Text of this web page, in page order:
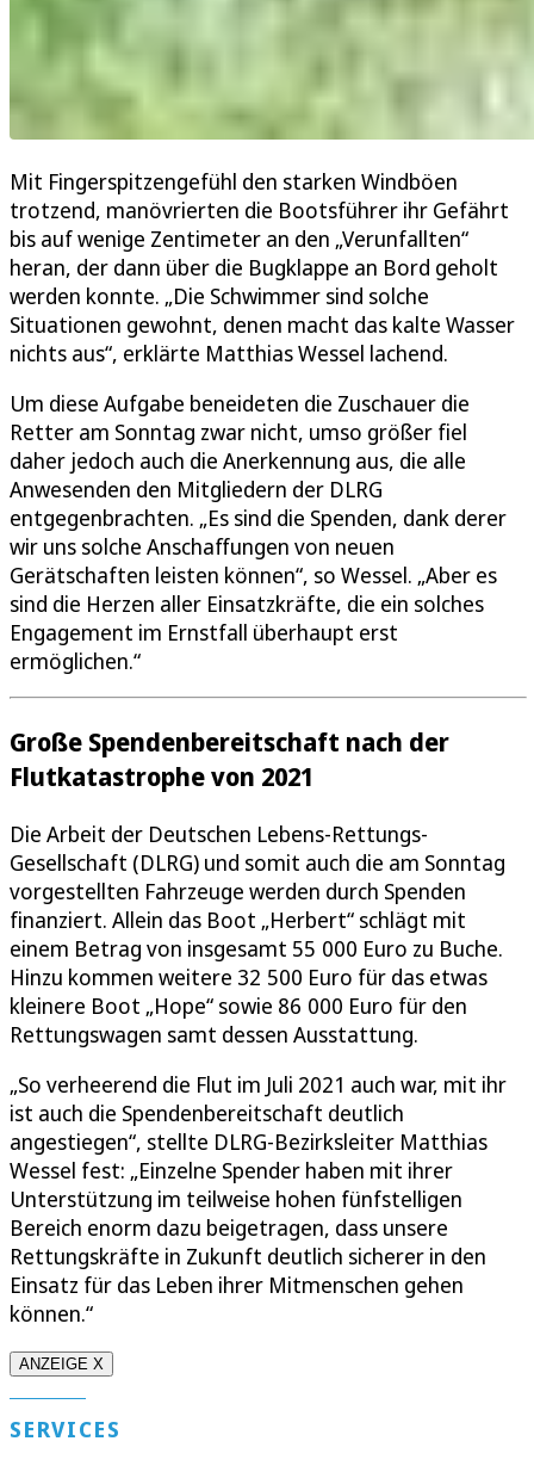
Mit Fingerspitzengefühl den starken Windböen
trotzend, manövrierten die Bootsführer ihr Gefährt
bis auf wenige Zentimeter an den „Verunfallten“
heran, der dann über die Bugklappe an Bord geholt
werden konnte. „Die Schwimmer sind solche
Situationen gewohnt, denen macht das kalte Wasser
nichts aus“, erklärte Matthias Wessel lachend.
Um diese Aufgabe beneideten die Zuschauer die
Retter am Sonntag zwar nicht, umso größer fiel
daher jedoch auch die Anerkennung aus, die alle
Anwesenden den Mitgliedern der DLRG
entgegenbrachten. „Es sind die Spenden, dank derer
wir uns solche Anschaffungen von neuen
Gerätschaften leisten können“, so Wessel. „Aber es
sind die Herzen aller Einsatzkräfte, die ein solches
Engagement im Ernstfall überhaupt erst
ermöglichen.“
Große Spendenbereitschaft nach der
Flutkatastrophe von 2021
Die Arbeit der Deutschen Lebens-Rettungs-
Gesellschaft (DLRG) und somit auch die am Sonntag
vorgestellten Fahrzeuge werden durch Spenden
finanziert. Allein das Boot „Herbert“ schlägt mit
einem Betrag von insgesamt 55 000 Euro zu Buche.
Hinzu kommen weitere 32 500 Euro für das etwas
kleinere Boot „Hope“ sowie 86 000 Euro für den
Rettungswagen samt dessen Ausstattung.
„So verheerend die Flut im Juli 2021 auch war, mit ihr
ist auch die Spendenbereitschaft deutlich
angestiegen“, stellte DLRG-Bezirksleiter Matthias
Wessel fest: „Einzelne Spender haben mit ihrer
Unterstützung im teilweise hohen fünfstelligen
Bereich enorm dazu beigetragen, dass unsere
Rettungskräfte in Zukunft deutlich sicherer in den
Einsatz für das Leben ihrer Mitmenschen gehen
können.“
ANZEIGE X
SERVICES